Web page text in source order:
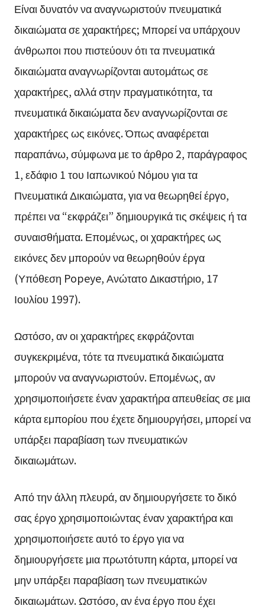
Είναι δυνατόν να αναγνωριστούν πνευματικά
δικαιώματα σε χαρακτήρες; Μπορεί να υπάρχουν
άνθρωποι που πιστεύουν ότι τα πνευματικά
δικαιώματα αναγνωρίζονται αυτομάτως σε
χαρακτήρες, αλλά στην πραγματικότητα, τα
πνευματικά δικαιώματα δεν αναγνωρίζονται σε
χαρακτήρες ως εικόνες. Όπως αναφέρεται
παραπάνω, σύμφωνα με το άρθρο 2, παράγραφος
1, εδάφιο 1 του Ιαπωνικού Νόμου για τα
Πνευματικά Δικαιώματα, για να θεωρηθεί έργο,
πρέπει να “εκφράζει” δημιουργικά τις σκέψεις ή τα
συναισθήματα. Επομένως, οι χαρακτήρες ως
εικόνες δεν μπορούν να θεωρηθούν έργα
(Υπόθεση Popeye, Ανώτατο Δικαστήριο, 17
Ιουλίου 1997).
Ωστόσο, αν οι χαρακτήρες εκφράζονται
συγκεκριμένα, τότε τα πνευματικά δικαιώματα
μπορούν να αναγνωριστούν. Επομένως, αν
χρησιμοποιήσετε έναν χαρακτήρα απευθείας σε μια
κάρτα εμπορίου που έχετε δημιουργήσει, μπορεί να
υπάρξει παραβίαση των πνευματικών
δικαιωμάτων.
Από την άλλη πλευρά, αν δημιουργήσετε το δικό
σας έργο χρησιμοποιώντας έναν χαρακτήρα και
χρησιμοποιήσετε αυτό το έργο για να
δημιουργήσετε μια πρωτότυπη κάρτα, μπορεί να
μην υπάρξει παραβίαση των πνευματικών
δικαιωμάτων. Ωστόσο, αν ένα έργο που έχει